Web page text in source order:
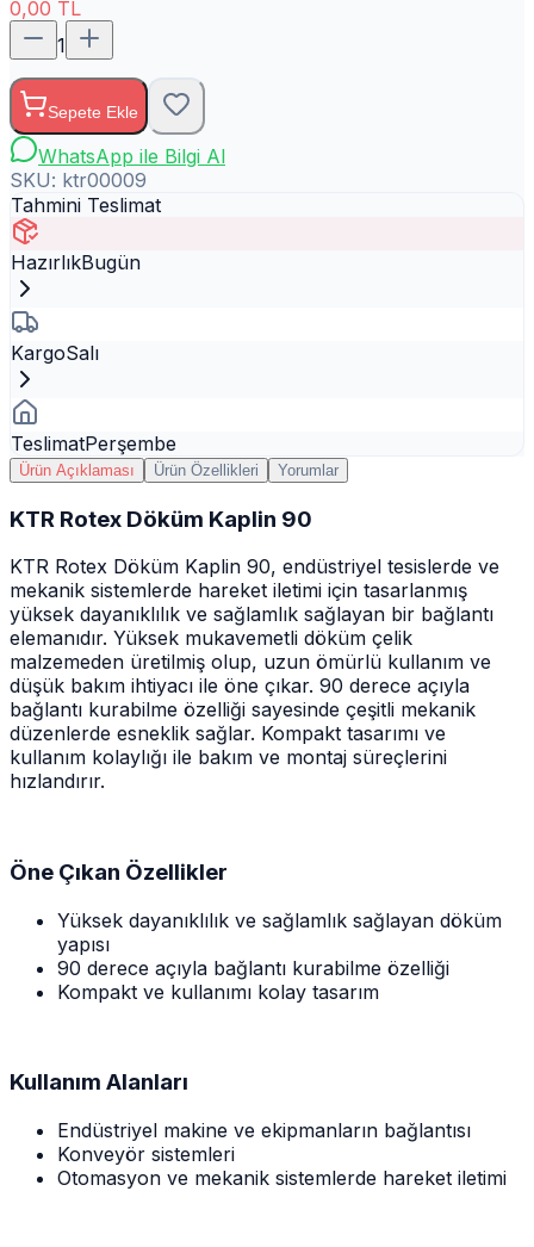
0,00 TL
1
Sepete Ekle
WhatsApp ile Bilgi Al
SKU: ktr00009
Tahmini Teslimat
HazırlıkBugün
KargoSalı
TeslimatPerşembe
Ürün Açıklaması Ürün Özellikleri Yorumlar
KTR Rotex Döküm Kaplin 90
KTR Rotex Döküm Kaplin 90, endüstriyel tesislerde ve
mekanik sistemlerde hareket iletimi için tasarlanmış
yüksek dayanıklılık ve sağlamlık sağlayan bir bağlantı
elemanıdır. Yüksek mukavemetli döküm çelik
malzemeden üretilmiş olup, uzun ömürlü kullanım ve
düşük bakım ihtiyacı ile öne çıkar. 90 derece açıyla
bağlantı kurabilme özelliği sayesinde çeşitli mekanik
düzenlerde esneklik sağlar. Kompakt tasarımı ve
kullanım kolaylığı ile bakım ve montaj süreçlerini
hızlandırır.
Öne Çıkan Özellikler
Yüksek dayanıklılık ve sağlamlık sağlayan döküm
yapısı
90 derece açıyla bağlantı kurabilme özelliği
Kompakt ve kullanımı kolay tasarım
Kullanım Alanları
Endüstriyel makine ve ekipmanların bağlantısı
Konveyör sistemleri
Otomasyon ve mekanik sistemlerde hareket iletimi